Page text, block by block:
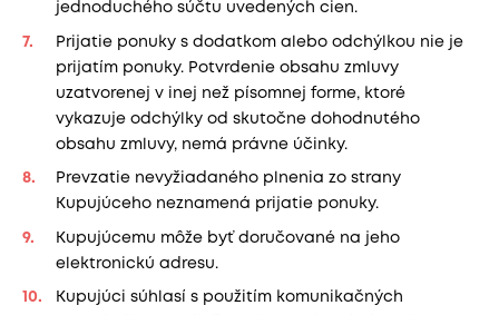
jednoduchého súčtu uvedených cien.
Prijatie ponuky s dodatkom alebo odchýlkou nie je
prijatím ponuky. Potvrdenie obsahu zmluvy
uzatvorenej v inej než písomnej forme, ktoré
vykazuje odchýlky od skutočne dohodnutého
obsahu zmluvy, nemá právne účinky.
Prevzatie nevyžiadaného plnenia zo strany
Kupujúceho neznamená prijatie ponuky.
Kupujúcemu môže byť doručované na jeho
elektronickú adresu.
Kupujúci súhlasí s použitím komunikačných